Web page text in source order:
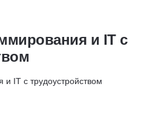
и IT с
IT с трудоустройством